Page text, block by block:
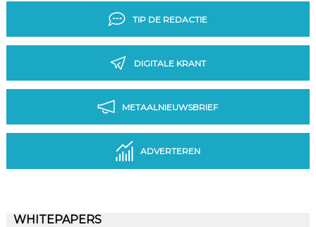
TIP DE REDACTIE
DIGITALE KRANT
METAALNIEUWSBRIEF
ADVERTEREN
WHITEPAPERS